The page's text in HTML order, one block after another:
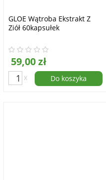
GLOE Wątroba Ekstrakt Z
Ziół 60kapsułek
59,00 zł
x Do koszyka